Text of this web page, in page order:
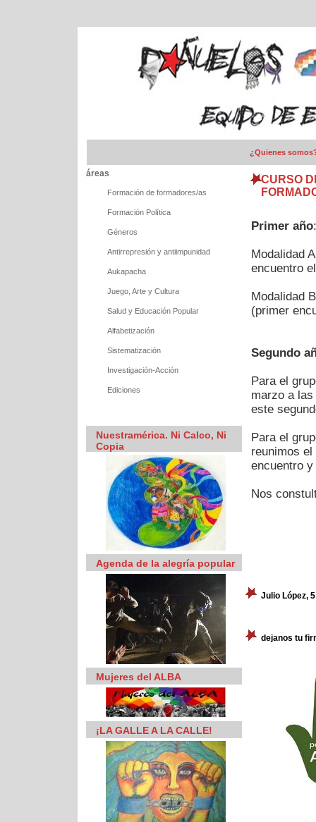
¿Quienes
áreas
Formación de formadores/as
Formación Política
Géneros
Antirrepresión y antiimpunidad
Aukapacha
Juego, Arte y Cultura
Salud y Educación Popular
Alfabetización
Sistematización
Investigación-Acción
Ediciones
Nuestramérica. Ni Calco, Ni
Copia
Agenda de la alegría popular
Mujeres del ALBA
¡LA GALLE A LA CALLE!
CURSO
Primer año:
Modalidad
encuentro
Modalidad
(primer
Segundo
Para el
marzo a
este
Para el
reunimos
encuentro
Nos
Julio López,
dejanos tu